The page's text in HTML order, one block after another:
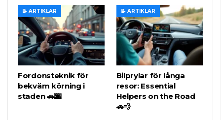
📝 ARTIKLAR
Fordonsteknik för
bekväm körning i
staden 🚗🌆
📝 ARTIKLAR
Bilprylar för långa
resor: Essential
Helpers on the Road
🚗💨